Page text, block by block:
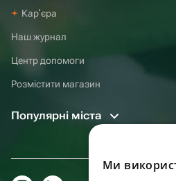
Карʼєра
Наш журнал
Центр допомоги
Розмістити магазин
Популярні міста
Ми